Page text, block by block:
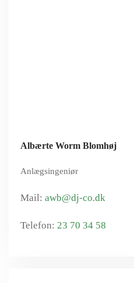
Albærte Worm Blomhøj
Anlægsingeniør
awb@dj-co.dk
23 70 34 58